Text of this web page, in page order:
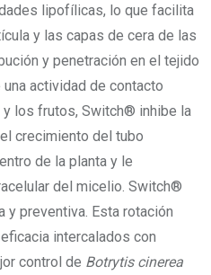
lipofílicas, lo que facilita
y las capas de cera de las
y penetración en el tejido
actividad de contacto
los frutos, Switch® inhibe la
crecimiento del tubo
de la planta y le
del micelio. Switch®
y preventiva. Esta rotación
intercalados con
control de Botrytis cinerea